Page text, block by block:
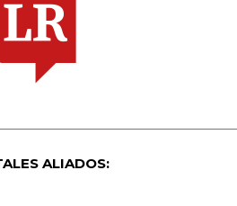
ALIADOS: